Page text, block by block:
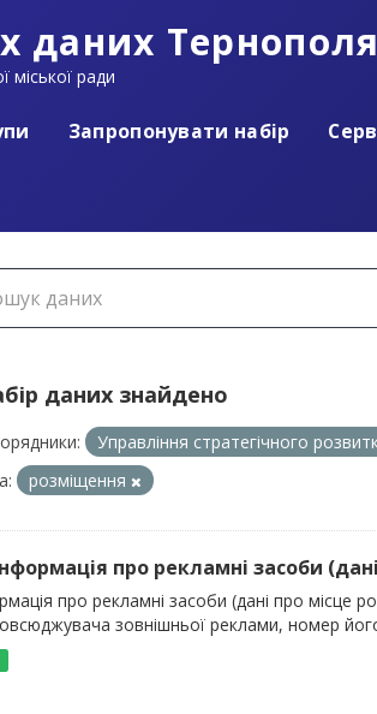
даних Тернополя
міської ради
Запропонувати набір
даних знайдено
Управління стратегічного
розміщення
про рекламні засоби
про рекламні засоби (дані про місце
зовнішньої реклами, номер